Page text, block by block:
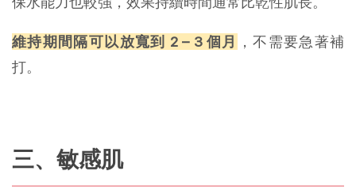
維持期間隔可以放寬到 2 – 3 個月
，不需要急著補
打。
三、敏感肌